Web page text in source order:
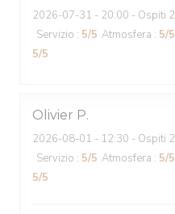
2026-07-31 - 20:00 - Ospiti 2
Servizio : 5/5 Atmosfera : 5/5
5/5
Olivier P
2026-08-01 - 12:30 - Ospiti 2
Servizio : 5/5 Atmosfera : 5/5
5/5